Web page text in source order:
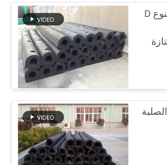
إنقاذ
8-10 سنوات العمر النوع D